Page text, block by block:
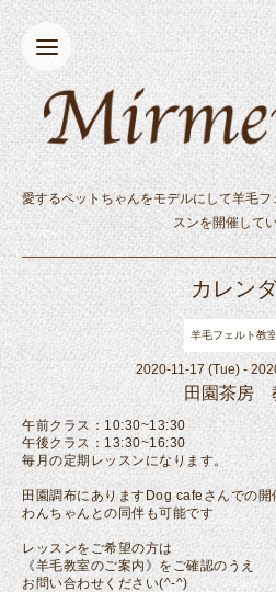
愛するペットちゃんをモデルにして羊毛
スンを開催して
カレン
羊毛フェルト教室
2020-11-17 (Tue) -
田園茶房
午前クラス：10:30~13:30
午後クラス：13:30~16:30
毎月の定期レッスンになります。
田園調布にありますDog cafeさんでの開
わんちゃんとの同伴も可能です
レッスンをご希望の方は
《羊毛教室のご案内》をご確認のうえ
お問い合わせください(^-^)